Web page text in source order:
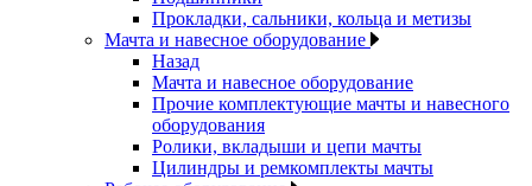
Прокладки, сальники, кольца и метизы
Мачта и навесное оборудование
Назад
Мачта и навесное оборудование
Прочие комплектующие мачты и навесного
оборудования
Ролики, вкладыши и цепи мачты
Цилиндры и ремкомплекты мачты